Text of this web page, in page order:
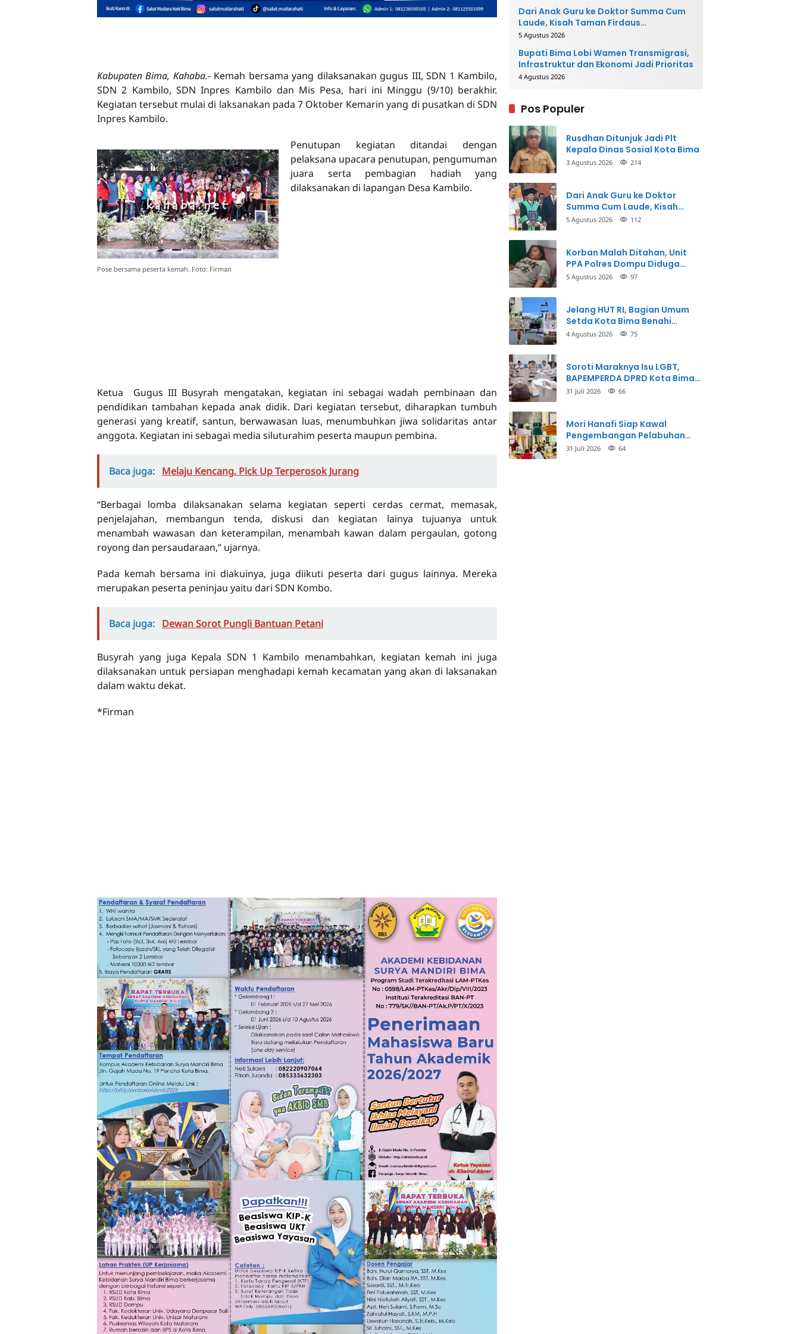
Kabupaten Bima, Kahaba.- Kemah bersama yang dilaksanakan gugus III, SDN 1 Kambilo,
SDN 2 Kambilo, SDN Inpres Kambilo dan Mis Pesa, hari ini Minggu (9/10) berakhir.
Kegiatan tersebut mulai di laksanakan pada 7 Oktober Kemarin yang di pusatkan di SDN
Inpres Kambilo.
Pose bersama peserta kemah. Foto: Firman
Penutupan kegiatan ditandai dengan
pelaksana upacara penutupan, pengumuman
juara serta pembagian hadiah yang
dilaksanakan di lapangan Desa Kambilo.
Ketua Gugus III Busyrah mengatakan, kegiatan ini sebagai wadah pembinaan dan
pendidikan tambahan kepada anak didik. Dari kegiatan tersebut, diharapkan tumbuh
generasi yang kreatif, santun, berwawasan luas, menumbuhkan jiwa solidaritas antar
anggota. Kegiatan ini sebagai media siluturahim peserta maupun pembina.
Baca juga: Melaju Kencang, Pick Up Terperosok Jurang
“Berbagai lomba dilaksanakan selama kegiatan seperti cerdas cermat, memasak,
penjelajahan, membangun tenda, diskusi dan kegiatan lainya tujuanya untuk
menambah wawasan dan keterampilan, menambah kawan dalam pergaulan, gotong
royong dan persaudaraan,” ujarnya.
Pada kemah bersama ini diakuinya, juga diikuti peserta dari gugus lainnya. Mereka
merupakan peserta peninjau yaitu dari SDN Kombo.
Baca juga: Dewan Sorot Pungli Bantuan Petani
Busyrah yang juga Kepala SDN 1 Kambilo menambahkan, kegiatan kemah ini juga
dilaksanakan untuk persiapan menghadapi kemah kecamatan yang akan di laksanakan
dalam waktu dekat.
*Firman
Dari Anak Guru ke Doktor Summa Cum
Laude, Kisah Taman Firdaus
Menginspirasi
5 Agustus 2026
Bupati Bima Lobi Wamen Transmigrasi,
Infrastruktur dan Ekonomi Jadi Prioritas
4 Agustus 2026
Pos Populer
Rusdhan Ditunjuk Jadi Plt
Kepala Dinas Sosial Kota Bima
3 Agustus 2026 214
Dari Anak Guru ke Doktor
Summa Cum Laude, Kisah
Taman Firdaus Menginspirasi
5 Agustus 2026 112
Korban Malah Ditahan, Unit
PPA Polres Dompu Diduga
Balikkan Fakta Kasus
5 Agustus 2026 97
Jelang HUT RI, Bagian Umum
Setda Kota Bima Benahi
Kantor Pemkot
4 Agustus 2026 75
Soroti Maraknya Isu LGBT,
BAPEMPERDA DPRD Kota Bima
Mulai Bahas Rancangan Perda
31 Juli 2026 66
Mori Hanafi Siap Kawal
Pengembangan Pelabuhan
Bima, KSOP Usulkan Tambahan
31 Juli 2026 64